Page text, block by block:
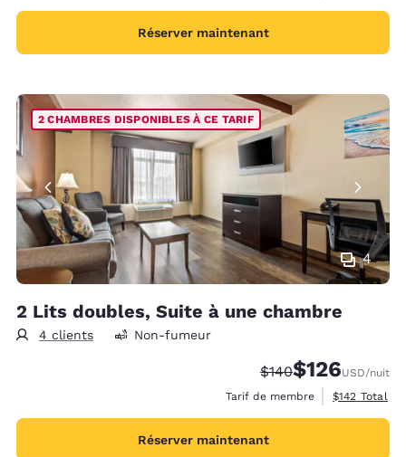
Réserver maintenant
4
2 CHAMBRES DISPONIBLES À CE TARIF
2 Lits doubles, Suite à une chambre
4 clients Non-fumeur
Tarif barré :
$140Tarif réduit :
$126USD/nuit
Tarif de membre
Afficher les
$142 Total
Réserver maintenant